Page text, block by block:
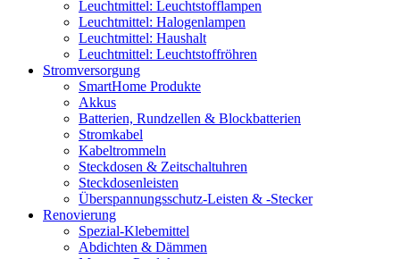
Leuchtmittel: Leuchtstofflampen
Leuchtmittel: Halogenlampen
Leuchtmittel: Haushalt
Leuchtmittel: Leuchtstoffröhren
Stromversorgung
SmartHome Produkte
Akkus
Batterien, Rundzellen & Blockbatterien
Stromkabel
Kabeltrommeln
Steckdosen & Zeitschaltuhren
Steckdosenleisten
Überspannungsschutz-Leisten & -Stecker
Renovierung
Spezial-Klebemittel
Abdichten & Dämmen